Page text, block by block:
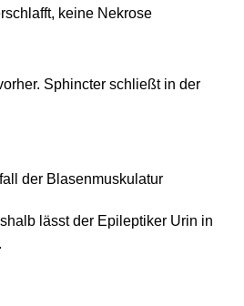
keine Nekrose
Sphincter schließt in der
der Blasenmuskulatur
lässt der Epileptiker Urin in
.